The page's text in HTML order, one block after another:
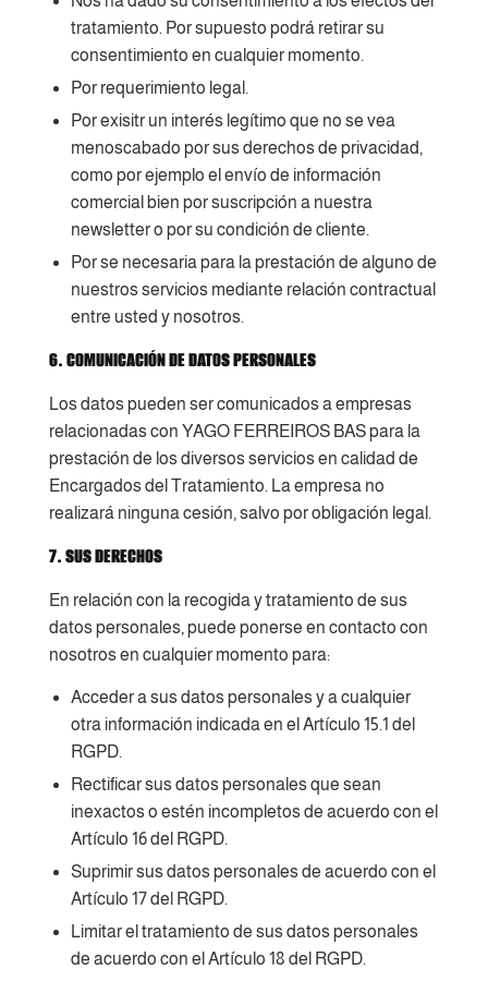
tratamiento. Por supuesto podrá retirar su
consentimiento en cualquier momento.
Por requerimiento legal.
Por exisitr un interés legítimo que no se vea
menoscabado por sus derechos de privacidad,
como por ejemplo el envío de información
comercial bien por suscripción a nuestra
newsletter o por su condición de cliente.
Por se necesaria para la prestación de alguno de
nuestros servicios mediante relación contractual
entre usted y nosotros.
6. COMUNICACIÓN DE DATOS PERSONALES
Los datos pueden ser comunicados a empresas
relacionadas con YAGO FERREIROS BAS para la
prestación de los diversos servicios en calidad de
Encargados del Tratamiento. La empresa no
realizará ninguna cesión, salvo por obligación legal.
7. SUS DERECHOS
En relación con la recogida y tratamiento de sus
datos personales, puede ponerse en contacto con
nosotros en cualquier momento para:
Acceder a sus datos personales y a cualquier
otra información indicada en el Artículo 15.1 del
RGPD.
Rectificar sus datos personales que sean
inexactos o estén incompletos de acuerdo con el
Artículo 16 del RGPD.
Suprimir sus datos personales de acuerdo con el
Artículo 17 del RGPD.
Limitar el tratamiento de sus datos personales
de acuerdo con el Artículo 18 del RGPD.